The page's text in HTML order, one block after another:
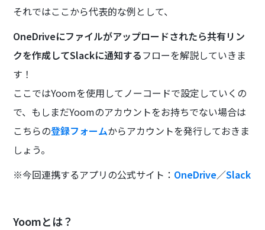
それではここから代表的な例として、
OneDriveにファイルがアップロードされたら共有リン
クを作成してSlackに通知するフローを解説していきま
す！
ここではYoomを使用してノーコードで設定していくの
で、もしまだYoomのアカウントをお持ちでない場合は
こちらの登録フォームからアカウントを発行しておきま
しょう。
※今回連携するアプリの公式サイト： OneDrive／Slack
Yoomとは？